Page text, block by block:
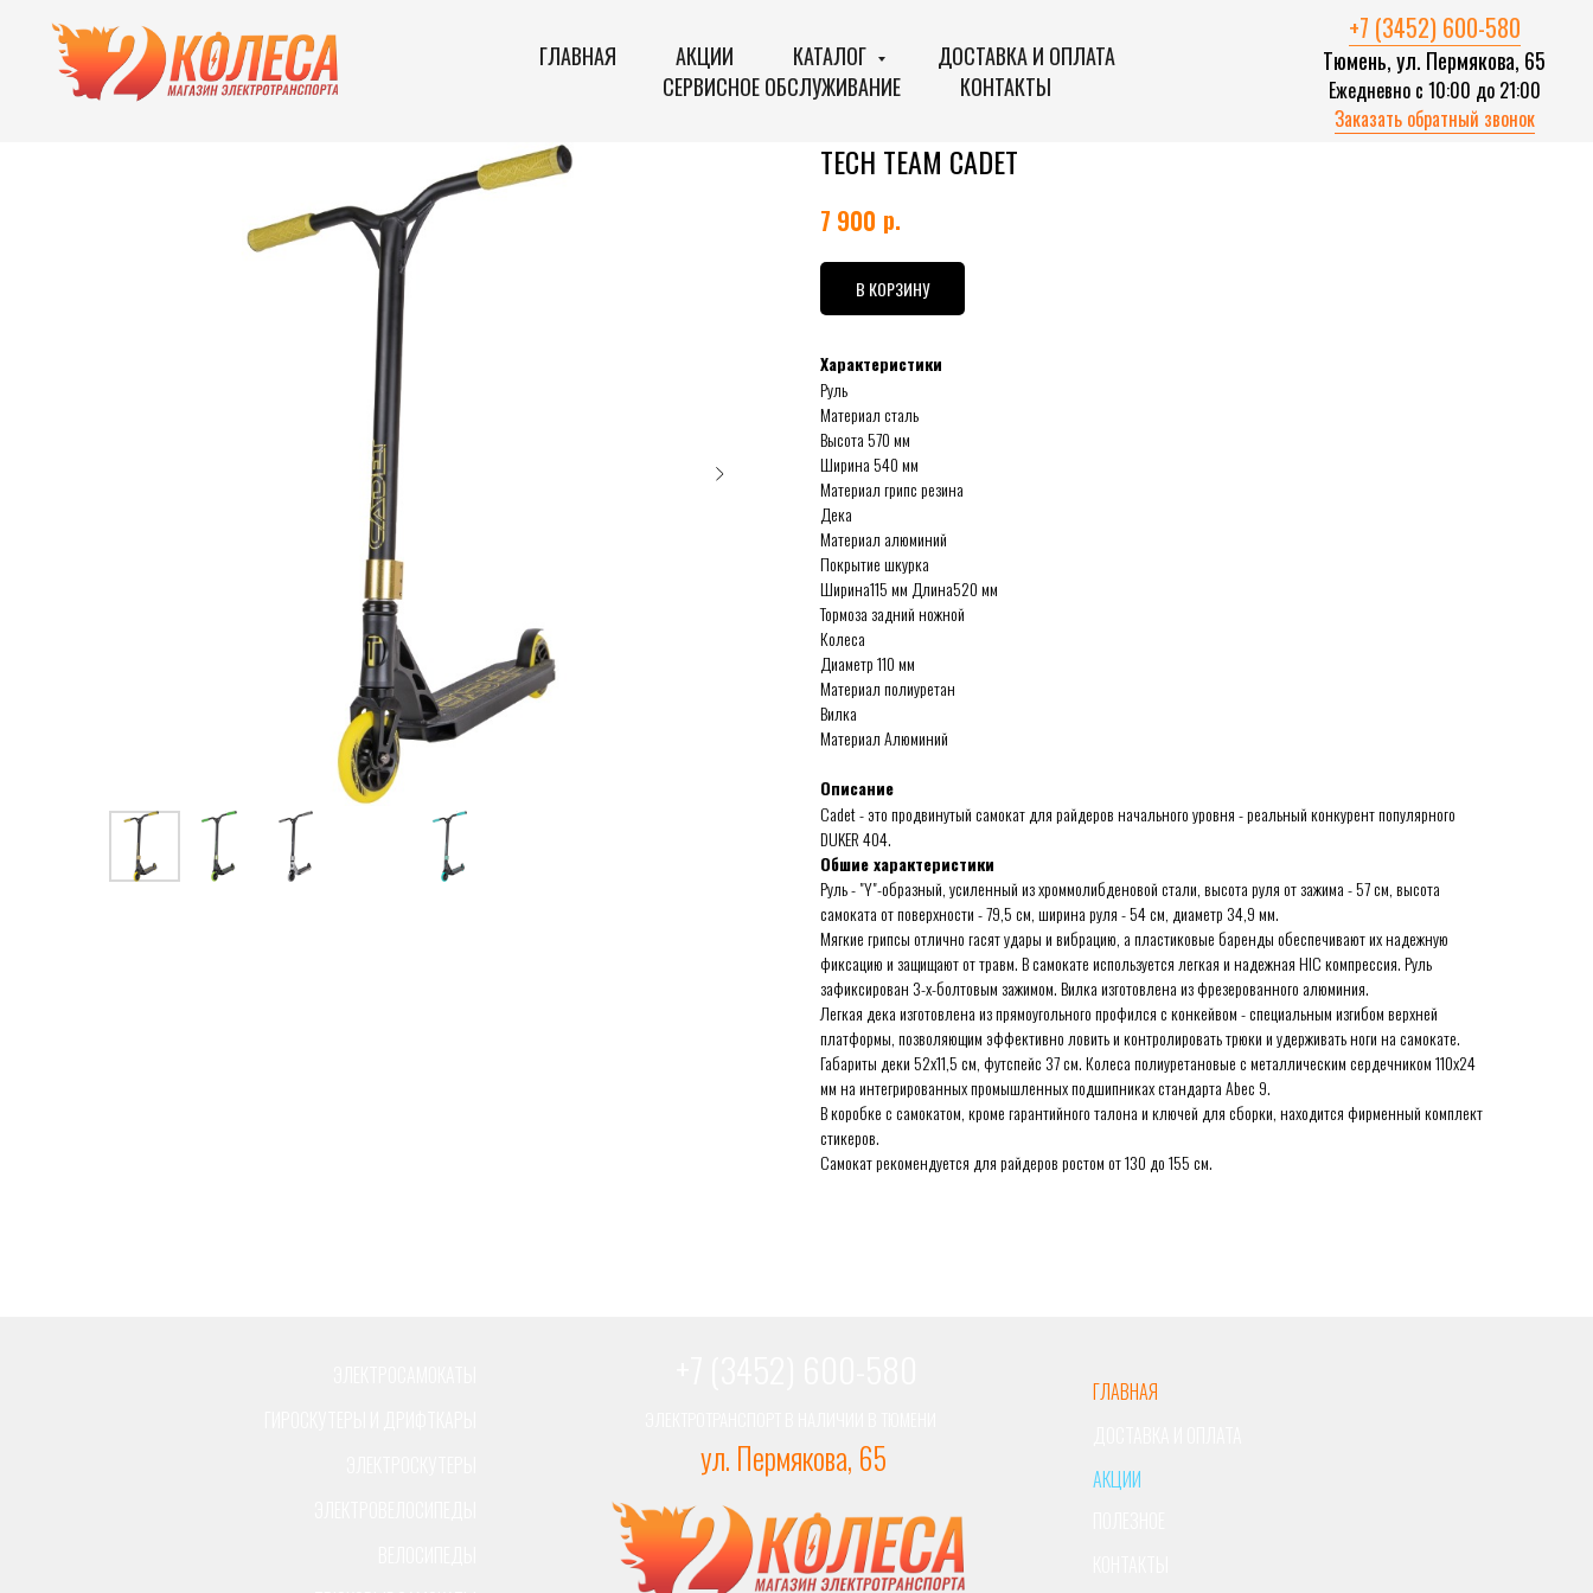
ГЛАВНАЯ АКЦИИ КАТАЛОГ
ДОСТАВКА И ОПЛАТА
СЕРВИСНОЕ ОБСЛУЖИВАНИЕ
КОНТАКТЫ
+7 (3452) 600-580
Тюмень, ул. Пермякова, 65
Ежедневно с 10:00 до 21:00
Заказать обратный звонок
TECH TEAM CADET
7 900 р.
В КОРЗИНУ
Характеристики
Руль
Материал сталь
Высота 570 мм
Ширина 540 мм
Материал грипс резина
Дека
Материал алюминий
Покрытие шкурка
Ширина115 мм Длина520 мм
Тормоза задний ножной
Колеса
Диаметр 110 мм
Материал полиуретан
Вилка
Материал Алюминий
Описание
Cadet - это продвинутый самокат для райдеров начального уровня - реальный конкурент популярного
DUKER 404.
Обшие характеристики
Руль - "Y"-образный, усиленный из хроммолибденовой стали, высота руля от зажима - 57 см, высота
самоката от поверхности - 79,5 см, ширина руля - 54 см, диаметр 34,9 мм.
Мягкие грипсы отлично гасят удары и вибрацию, а пластиковые баренды обеспечивают их надежную
фиксацию и защищают от травм. В самокате используется легкая и надежная HIC компрессия. Руль
зафиксирован 3-х-болтовым зажимом. Вилка изготовлена из фрезерованного алюминия.
Легкая дека изготовлена из прямоугольного профился с конкейвом - специальным изгибом верхней
платформы, позволяющим эффективно ловить и контролировать трюки и удерживать ноги на самокате.
Габариты деки 52х11,5 см, футспейс 37 см. Колеса полиуретановые с металлическим сердечником 110х24
мм на интегрированных промышленных подшипниках стандарта Abec 9.
В коробке с самокатом, кроме гарантийного талона и ключей для сборки, находится фирменный комплект
стикеров.
Самокат рекомендуется для райдеров ростом от 130 до 155 см.
ГЛАВНАЯ
АКЦИИ
ул. Пермякова, 65